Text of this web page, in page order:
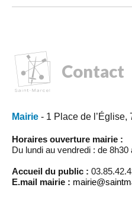
Contact
Mairie - 1 Place de l’Église,
Horaires ouverture mairie :
Du lundi au vendredi : de
Accueil du public :
E.mail mairie :